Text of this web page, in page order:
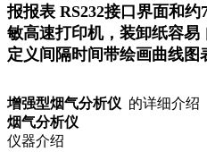
报报表 RS232接口界面和
敏高速打印机，装卸纸容易
定义间隔时间带绘画曲线图
增强型烟气分析仪 的详细介绍
烟气分析仪
仪器